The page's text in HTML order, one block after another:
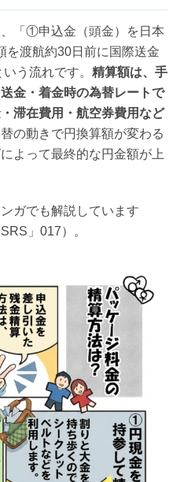
「①申込金（頭金）を日本
渡航約30日前に国際送金
う流れです。 精算額は、手
金・着金時の為替レートで
滞在費用・航空券費用など
の動きで円換算額が変わる
よって最終的な円金額が上
ガでも解説しています
」017）。